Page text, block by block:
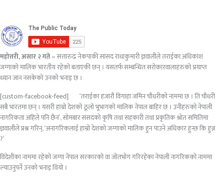
महोत्तरी, असार २ गते –सत्तारुढ नेकपाकी सांसद राधाकुमारी ज्ञवालीले तराईका अधिकांश
जग्गाको मालिक भारतीय रहेको बताएकी छन् । यसतर्फ सम्बन्धित सरोकारवालाहरुको प्रयाप्त
ध्यान जान नसकेको उनको भनाइ छ ।
[custom-facebook-feed]
‘तराईका हजारौं विगाहा जमिन चौधरीको नाममा छ । ति चौधरी
सबै भारतमा छन् । यसरी हाम्रो देशको ठूलो भूभागको मालिक नेपाल बाहिर छ । उनीहरुको नेपाली
नागरिकता अहिले पनि छैन’, सोमबार संसदको कृषि तथा सहकारी तथा प्रकृतिक श्रोत समितिमा
ज्ञवालीले प्रश्न गरिन्, ‘अनागरिकलाई हाम्रो देशको जग्गाको मालिक हुन पाउने अधिकार हुन्छ कि हुन्न
?’
विदेशीका नाममा रहेको जग्गा नेपाल सरकारको वा जोतभोग गरिरहेका नेपाली नागरिकको नाममा
ल्याउनुपर्ने उनको भनाइ थियो ।